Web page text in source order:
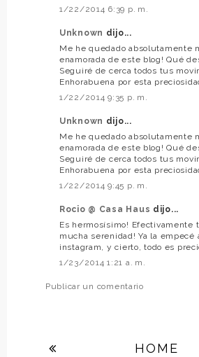
1/22/2014 6:39 p. m.
Unknown dijo...
Me he quedado absolutamente
enamorada de este blog! Qué
Seguiré de cerca todos tus
Enhorabuena por esta
1/22/2014 9:35 p. m.
Unknown dijo...
Me he quedado absolutamente
enamorada de este blog! Qué
Seguiré de cerca todos tus
Enhorabuena por esta
1/22/2014 9:45 p. m.
Rocio @ Casa Haus dijo...
Es hermosísimo! Efectivamente
mucha serenidad! Ya la empecé
instagram, y cierto, todo es
1/23/2014 1:21 a. m.
Publicar un comentario
HOME